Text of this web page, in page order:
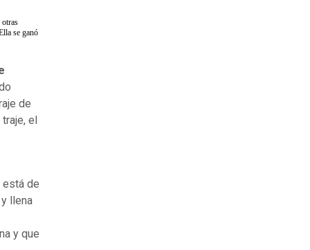
otras
se ganó
de
el
está de
llena
y que